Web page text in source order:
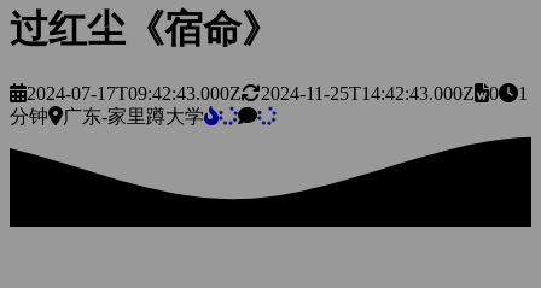
过红尘《宿命》
2024-07-17T09:42:43.000Z 2024-11-25T14:42:43.000Z 0
1
分钟
广东-家里蹲大学